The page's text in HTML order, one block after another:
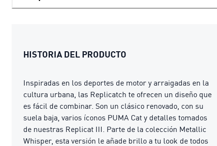
HISTORIA DEL PRODUCTO
Inspiradas en los deportes de motor y arraigadas en la
cultura urbana, las Replicatch te ofrecen un diseño que
es fácil de combinar. Son un clásico renovado, con su
suela baja, varios íconos PUMA Cat y detalles tomados
de nuestras Replicat III. Parte de la colección Metallic
Whisper, esta versión le añade brillo a tu look de todos